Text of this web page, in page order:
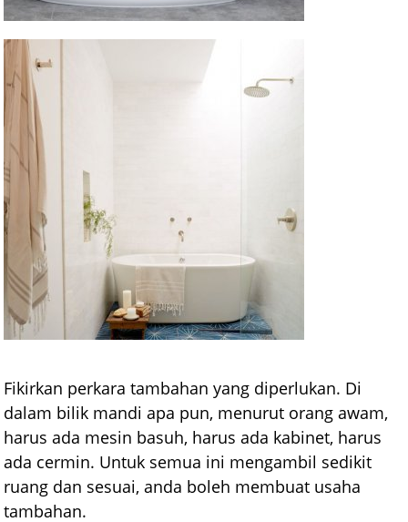
Fikirkan perkara tambahan yang diperlukan. Di
dalam bilik mandi apa pun, menurut orang awam,
harus ada mesin basuh, harus ada kabinet, harus
ada cermin. Untuk semua ini mengambil sedikit
ruang dan sesuai, anda boleh membuat usaha
tambahan.